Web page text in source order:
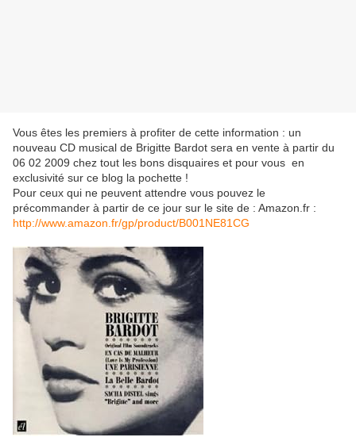
Vous êtes les premiers à profiter de cette information : un
nouveau CD musical de Brigitte Bardot sera en vente à partir du
06 02 2009 chez tout les bons disquaires et pour vous en
exclusivité sur ce blog la pochette !
Pour ceux qui ne peuvent attendre vous pouvez le
précommander à partir de ce jour sur le site de : Amazon.fr :
http://www.amazon.fr/gp/product/B001NE81CG